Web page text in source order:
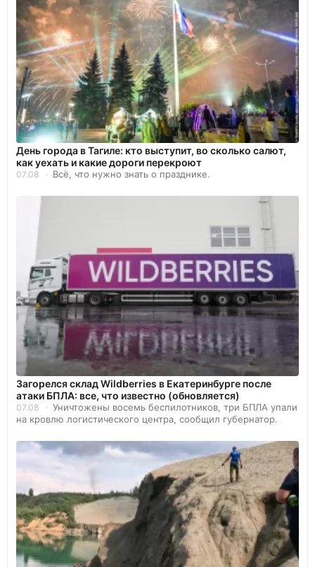
День города в Тагиле: кто выступит, во сколько салют,
как уехать и какие дороги перекроют
07.08 Всё, что нужно знать о празднике.
Загорелся склад Wildberries в Екатеринбурге после
атаки БПЛА: все, что известно (обновляется)
07.08
Уничтожены восемь беспилотников, три БПЛА упали
на кровлю логистического центра, сообщил губернатор.